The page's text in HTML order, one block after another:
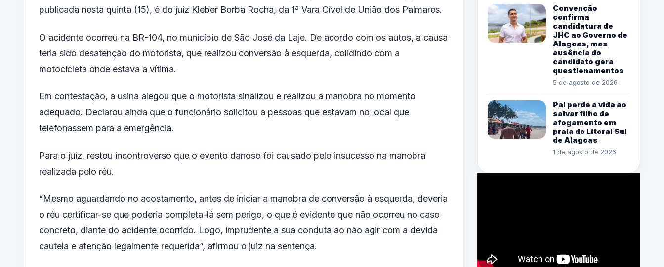
publicada nesta quinta (15), é do juiz Kleber Borba Rocha, da 1ª Vara Cível de União dos Palmares.
O acidente ocorreu na BR-104, no município de São José da Laje. De acordo com os autos, a causa
teria sido desatenção do motorista, que realizou conversão à esquerda, colidindo com a
motocicleta onde estava a vítima.
Em contestação, a usina alegou que o motorista sinalizou e realizou a manobra no momento
adequado. Declarou ainda que o funcionário solicitou a pessoas que estavam no local que
telefonassem para a emergência.
Para o juiz, restou incontroverso que o evento danoso foi causado pelo insucesso na manobra
realizada pelo réu.
“Mesmo aguardando no acostamento, antes de iniciar a manobra de conversão à esquerda, deveria
o réu certificar-se que poderia completa-lá sem perigo, o que é evidente que não ocorreu no caso
concreto, diante do acidente ocorrido. Logo, imprudente a sua conduta ao não agir com a devida
cautela e atenção legalmente requerida”, afirmou o juiz na sentença.
Convenção
confirma
candidatura de
JHC ao Governo de
Alagoas, mas
ausência do
candidato gera
questionamentos
5 de agosto de 2026
Pai perde a vida ao
salvar filho de
afogamento em
praia do Litoral Sul
de Alagoas
1 de agosto de 2026